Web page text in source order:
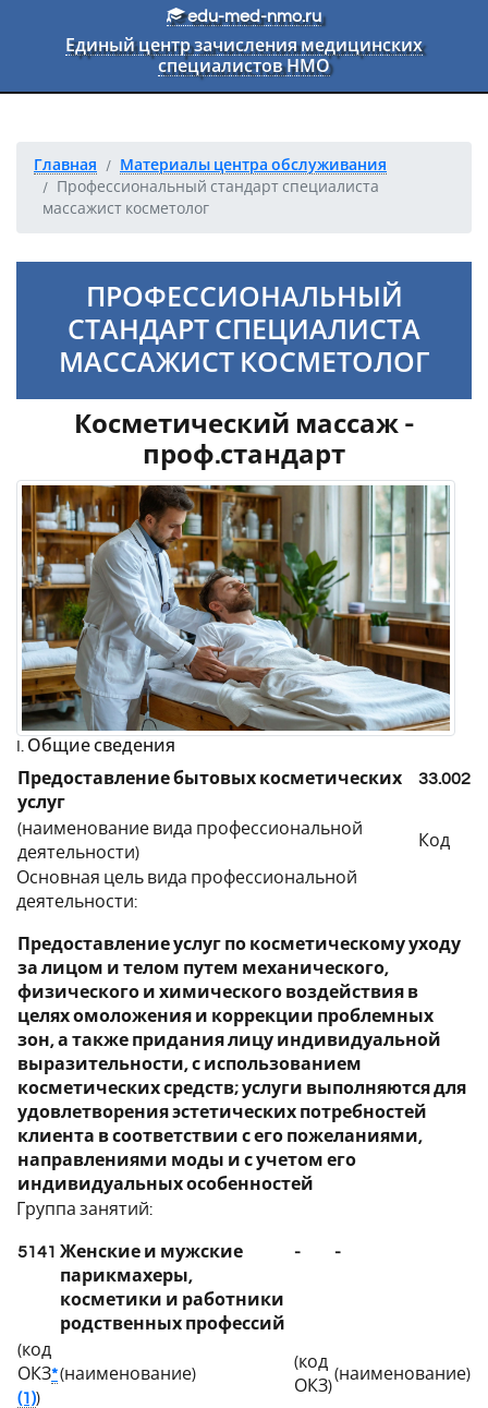
Перейти к основному текстуedu-med-nmo.ru
Единый центр зачисления медицинских
специалистов НМО
Главная
Материалы центра обслуживания
Профессиональный стандарт специалиста
массажист косметолог
ПРОФЕССИОНАЛЬНЫЙ
СТАНДАРТ СПЕЦИАЛИСТА
МАССАЖИСТ КОСМЕТОЛОГ
Косметический массаж -
проф.стандарт
I. Общие сведения
Предоставление бытовых косметических
услуг
33.002
(наименование вида профессиональной
деятельности)
Код
Основная цель вида профессиональной
деятельности:
Предоставление услуг по косметическому уходу
за лицом и телом путем механического,
физического и химического воздействия в
целях омоложения и коррекции проблемных
зон, а также придания лицу индивидуальной
выразительности, с использованием
косметических средств; услуги выполняются для
удовлетворения эстетических потребностей
клиента в соответствии с его пожеланиями,
направлениями моды и с учетом его
индивидуальных особенностей
Группа занятий:
5141 Женские и мужские
парикмахеры,
косметики и работники
родственных профессий
- -
(код
ОКЗ*
(1))
(наименование)
(код
ОКЗ)
(наименование)